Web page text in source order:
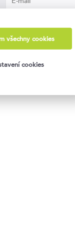
MÁM ZÁJEM
všechny cookies
cookies